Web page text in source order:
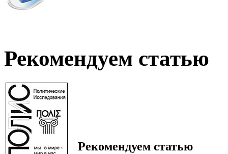
Рекомендуем статью
Рекомендуем статью